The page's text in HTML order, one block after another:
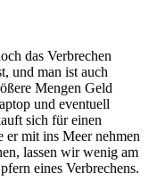
das Verbrechen
und man ist auch
Mengen Geld
und eventuell
sich für einen
er mit ins Meer nehmen
lassen wir wenig am
eines Verbrechens.